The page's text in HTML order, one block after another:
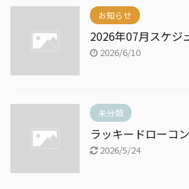
お知らせ
2026年07月スケジ
2026/6/10
未分類
ラッキードローコ
2026/5/24